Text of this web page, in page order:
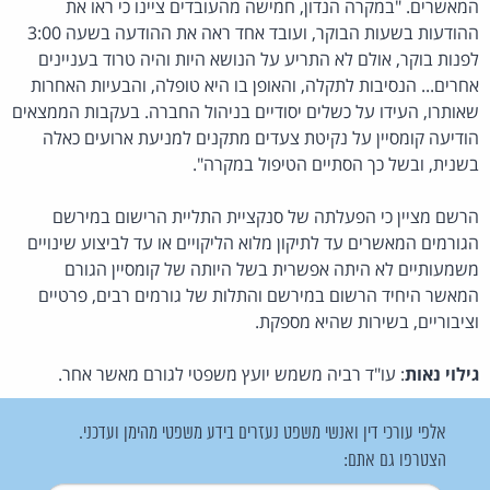
המאשרים. "במקרה הנדון, חמישה מהעובדים ציינו כי ראו את
ההודעות בשעות הבוקר, ועובד אחד ראה את ההודעה בשעה 3:00
לפנות בוקר, אולם לא התריע על הנושא היות והיה טרוד בעניינים
אחרים... הנסיבות לתקלה, והאופן בו היא טופלה, והבעיות האחרות
שאותרו, העידו על כשלים יסודיים בניהול החברה. בעקבות הממצאים
הודיעה קומסיין על נקיטת צעדים מתקנים למניעת ארועים כאלה
בשנית, ובשל כך הסתיים הטיפול במקרה".
הרשם מציין כי הפעלתה של סנקציית התליית הרישום במירשם
הגורמים המאשרים עד לתיקון מלוא הליקויים או עד לביצוע שינויים
משמעותיים לא היתה אפשרית בשל היותה של קומסיין הגורם
המאשר היחיד הרשום במירשם והתלות של גורמים רבים, פרטיים
וציבוריים, בשירות שהיא מספקת.
גילוי נאות: עו"ד רביה משמש יועץ משפטי לגורם מאשר אחר.
אלפי עורכי דין ואנשי משפט נעזרים בידע משפטי מהימן ועדכני.
הצטרפו גם אתם: